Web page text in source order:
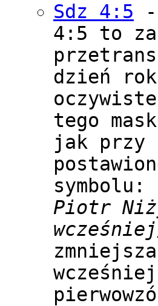
Sdz 4:5 -
4:5 to
dzień
tego
jak przy
symbolu:
Piotr